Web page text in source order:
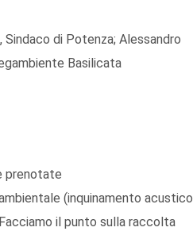
Sindaco di Potenza; Alessandro
Basilicata
prenotate
(inquinamento acustico
il punto sulla raccolta